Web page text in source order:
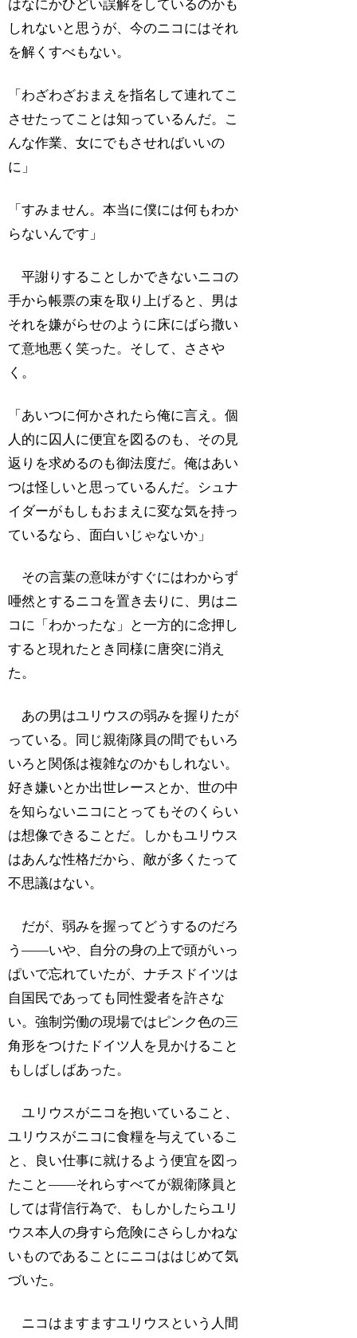
はなにかひどい誤解をしているのかも
しれないと思うが、今のニコにはそれ
を解くすべもない。
「わざわざおまえを指名して連れてこ
させたってことは知っているんだ。こ
んな作業、女にでもさせればいいの
に」
「すみません。本当に僕には何もわか
らないんです」
平謝りすることしかできないニコの
手から帳票の束を取り上げると、男は
それを嫌がらせのように床にばら撒い
て意地悪く笑った。そして、ささや
く。
「あいつに何かされたら俺に言え。個
人的に囚人に便宜を図るのも、その見
返りを求めるのも御法度だ。俺はあい
つは怪しいと思っているんだ。シュナ
イダーがもしもおまえに変な気を持っ
ているなら、面白いじゃないか」
その言葉の意味がすぐにはわからず
唖然とするニコを置き去りに、男はニ
コに「わかったな」と一方的に念押し
すると現れたとき同様に唐突に消え
た。
あの男はユリウスの弱みを握りたが
っている。同じ親衛隊員の間でもいろ
いろと関係は複雑なのかもしれない。
好き嫌いとか出世レースとか、世の中
を知らないニコにとってもそのくらい
は想像できることだ。しかもユリウス
はあんな性格だから、敵が多くたって
不思議はない。
だが、弱みを握ってどうするのだろ
う――いや、自分の身の上で頭がいっ
ぱいで忘れていたが、ナチスドイツは
自国民であっても同性愛者を許さな
い。強制労働の現場ではピンク色の三
角形をつけたドイツ人を見かけること
もしばしばあった。
ユリウスがニコを抱いていること、
ユリウスがニコに食糧を与えているこ
と、良い仕事に就けるよう便宜を図っ
たこと――それらすべてが親衛隊員と
しては背信行為で、もしかしたらユリ
ウス本人の身すら危険にさらしかねな
いものであることにニコははじめて気
づいた。
ニコはますますユリウスという人間